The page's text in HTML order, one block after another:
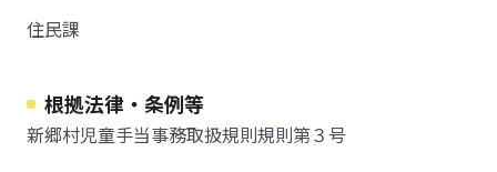
住民課
根拠法律・条例等
新郷村児童手当事務取扱規則規則第３号